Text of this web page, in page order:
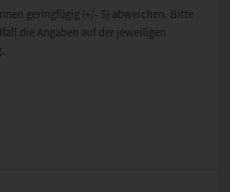
geringfügig (+/- 5) abweichen. Bitte
die Angaben auf der jeweiligen